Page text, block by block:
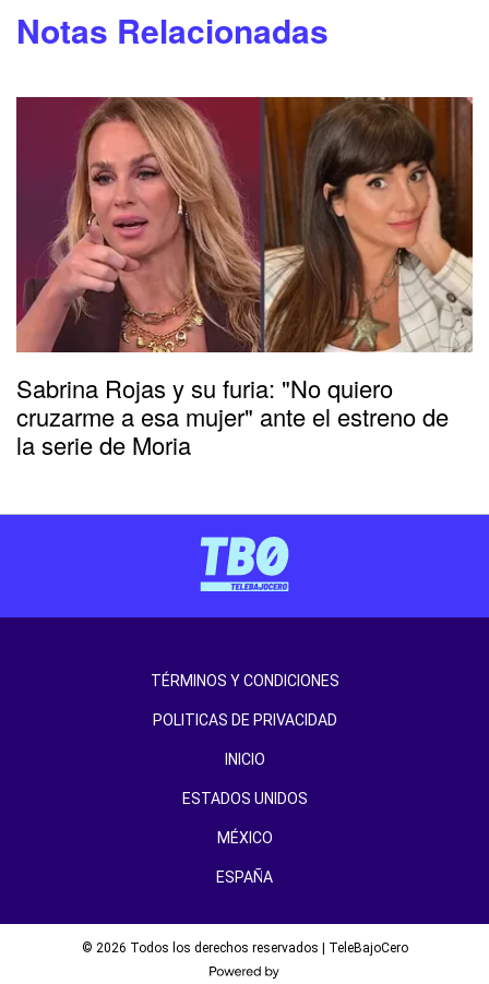
Notas Relacionadas
Sabrina Rojas y su furia: "No quiero
cruzarme a esa mujer" ante el estreno de
la serie de Moria
TÉRMINOS Y CONDICIONES
POLITICAS DE PRIVACIDAD
INICIO
ESTADOS UNIDOS
MÉXICO
ESPAÑA
© 2026 Todos los derechos reservados | TeleBajoCero